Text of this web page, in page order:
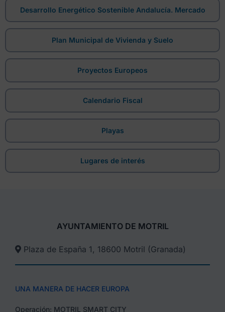
Desarrollo Energético Sostenible Andalucía. Mercado
Plan Municipal de Vivienda y Suelo
Proyectos Europeos
Calendario Fiscal
Playas
Lugares de interés
AYUNTAMIENTO DE MOTRIL
Plaza de España 1, 18600 Motril (Granada)​
UNA MANERA DE HACER EUROPA
Operación: MOTRIL SMART CITY